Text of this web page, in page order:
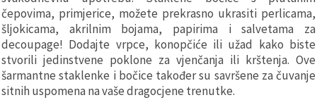
vaše
korisničko
iskustvo i,
uz vašu
privolu,
analizirali
promet te
prikazivali
relevantniji
čepovima, primjerice, možete prekrasno ukrasiti perlicama,
šljokicama, akrilnim bojama, papirima i salvetama za
decoupage! Dodajte vrpce, konopčiće ili užad kako biste
stvorili jedinstvene poklone za vjenčanja ili krštenja. Ove
šarmantne staklenke i bočice također su savršene za čuvanje
sitnih uspomena na vaše dragocjene trenutke.